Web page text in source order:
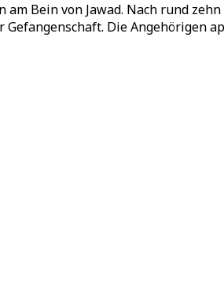
Bein von Jawad. Nach rund
Die Angehörigen